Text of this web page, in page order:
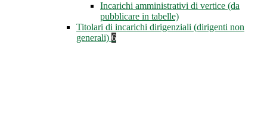
Incarichi amministrativi di vertice (da
pubblicare in tabelle)
Titolari di incarichi dirigenziali (dirigenti non
generali) 6